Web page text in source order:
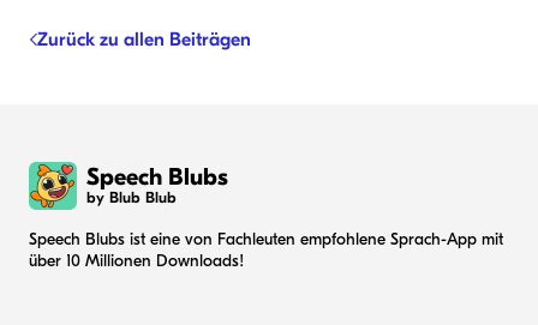
Zurück zu allen Beiträgen
Speech Blubs
by Blub Blub
Speech Blubs ist eine von Fachleuten empfohlene Sprach-App mit
über 10 Millionen Downloads!